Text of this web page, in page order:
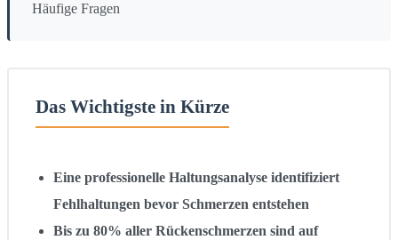
Häufige Fragen
Das Wichtigste in Kürze
Eine professionelle Haltungsanalyse identifiziert
Fehlhaltungen bevor Schmerzen entstehen
Bis zu 80% aller Rückenschmerzen sind auf